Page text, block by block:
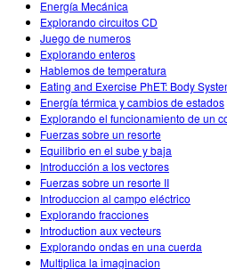
Energía Mecánica
Explorando circuitos CD
Juego de numeros
Explorando enteros
Hablemos de temperatura
Eating and Exercise PhET: Body
Energía térmica y cambios de estados
Explorando el funcionamiento de un
Fuerzas sobre un resorte
Equilibrio en el sube y baja
Introducción a los vectores
Fuerzas sobre un resorte II
Introduccion al campo eléctrico
Explorando fracciones
Introduction aux vecteurs
Explorando ondas en una cuerda
Multiplica la imaginacion